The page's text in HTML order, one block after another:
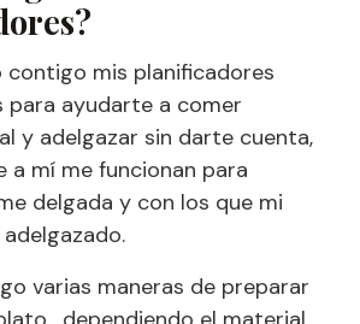
mis planificadores
para ayudarte a comer
y adelgazar sin darte cuenta,
a mí me funcionan para
delgada y con los que mi
varias maneras de preparar